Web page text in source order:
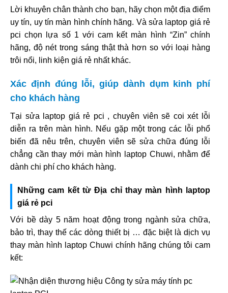
Lời khuyên chân thành cho bạn, hãy chọn một địa điểm
uy tín, uy tín màn hình chính hãng. Và sửa laptop giá rẻ
pci chọn lựa số 1 với cam kết màn hình “Zin” chính
hãng, độ nét trong sáng thật thà hơn so với loại hàng
trôi nổi, linh kiện giá rẻ nhất khác.
Xác định đúng lỗi, giúp dành dụm kinh phí
cho khách hàng
Tại sửa laptop giá rẻ pci , chuyên viên sẽ coi xét lỗi
diễn ra trên màn hình. Nếu gặp một trong các lỗi phổ
biến đã nêu trên, chuyên viên sẽ sửa chữa đúng lỗi
chẳng cần thay mới màn hình laptop Chuwi, nhằm để
dành chi phí cho khách hàng.
Những cam kết từ Địa chỉ thay màn hình laptop
giá rẻ pci
Với bề dày 5 năm hoạt động trong ngành sửa chữa,
bảo trì, thay thế các dòng thiết bị … đặc biệt là dịch vụ
thay màn hình laptop Chuwi chính hãng chúng tôi cam
kết: